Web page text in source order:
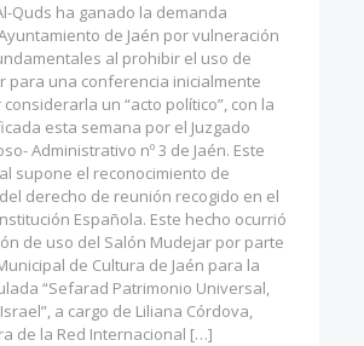
Quds ha ganado la demanda
de Jaén por vulneración
al prohibir el uso de
para una conferencia inicialmente
un “acto político”, con la
esta semana por el Juzgado
Administrativo nº 3 de Jaén. Este
supone el reconocimiento de
derecho de reunión recogido en el
Española. Este hecho ocurrió
de uso del Salón Mudejar por parte
de Cultura de Jaén para la
“Sefarad Patrimonio Universal,
a cargo de Liliana Córdova,
de la Red Internacional […]